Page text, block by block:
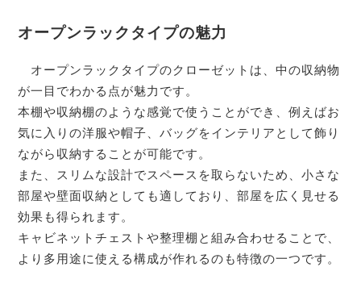
オープンラックタイプの魅力
オープンラックタイプのクローゼットは、中の収納物
が一目でわかる点が魅力です。
本棚や収納棚のような感覚で使うことができ、例えばお
気に入りの洋服や帽子、バッグをインテリアとして飾り
ながら収納することが可能です。
また、スリムな設計でスペースを取らないため、小さな
部屋や壁面収納としても適しており、部屋を広く見せる
効果も得られます。
キャビネットチェストや整理棚と組み合わせることで、
より多用途に使える構成が作れるのも特徴の一つです。